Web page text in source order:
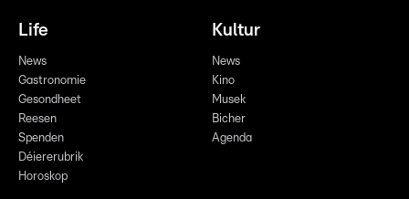
Life
News
Gastronomie
Gesondheet
Reesen
Spenden
Déiererubrik
Horoskop
Kultur
News
Kino
Musek
Bicher
Agenda